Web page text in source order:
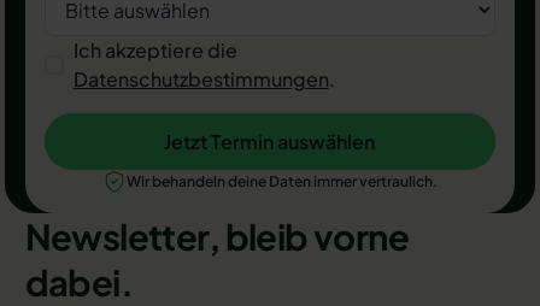
Ich akzeptiere die
Datenschutzbestimmungen.
Jetzt Termin auswählen
Jetzt Termin auswählen
Wir behandeln deine Daten immer vertraulich.
Newsletter, bleib vorne
dabei.